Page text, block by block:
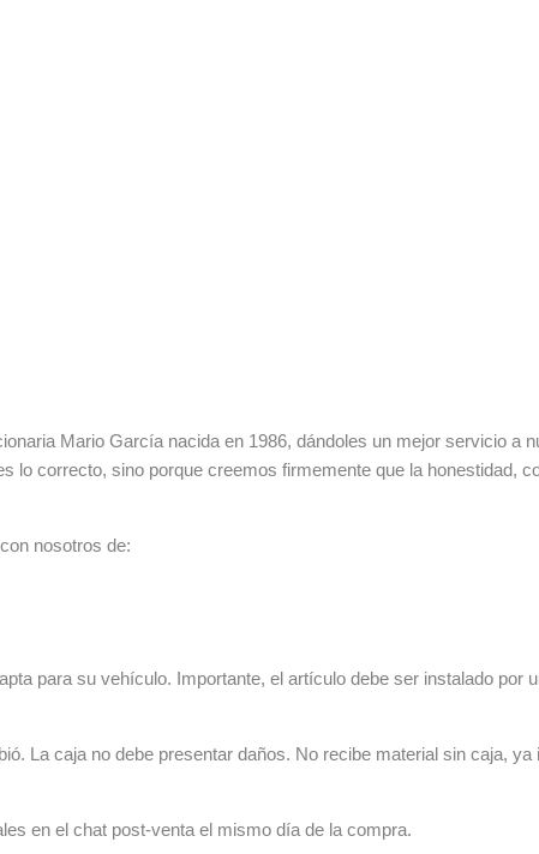
Mario García nacida en 1986, dándoles un mejor servicio a
lo correcto, sino porque creemos firmemente que la honestidad,
nosotros de:
para su vehículo. Importante, el artículo debe ser instalado por
La caja no debe presentar daños. No recibe material sin caja,
en el chat post-venta el mismo día de la compra.